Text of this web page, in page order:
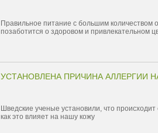
Правильное питание с большим количеством
позаботится о здоровом и привлекательном
УСТАНОВЛЕНА ПРИЧИНА АЛЛЕРГИИ
Шведские ученые установили, что
как это влияет на нашу кожу